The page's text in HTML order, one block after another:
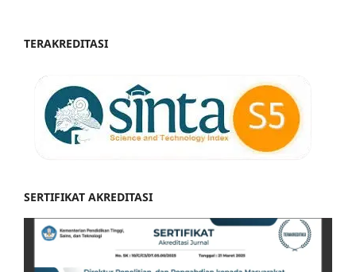
TERAKREDITASI
SERTIFIKAT AKREDITASI